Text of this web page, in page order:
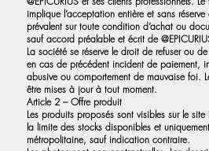
implique l’acceptation entière et sans
prévalent sur toute condition d’achat ou
sauf accord préalable et écrit de
La société se réserve le droit de refuser ou
en cas de précédent incident de paiement,
abusive ou comportement de mauvaise foi.
être mises à jour à tout moment.
Article 2 – Offre produit
Les produits proposés sont visibles sur le
la limite des stocks disponibles et
métropolitaine, sauf indication contraire.